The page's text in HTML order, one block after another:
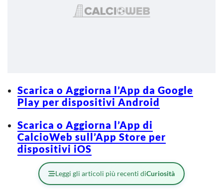
Scarica o Aggiorna l’App da Google
Play per dispositivi Android
Scarica o Aggiorna l’App di
CalcioWeb sull’App Store per
dispositivi iOS
Leggi gli articoli più recenti diCuriosità